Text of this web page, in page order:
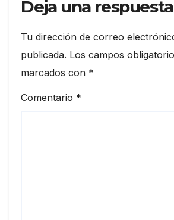
Deja una respuesta
Tu dirección de correo
publicada. Los campos
marcados con *
Comentario *